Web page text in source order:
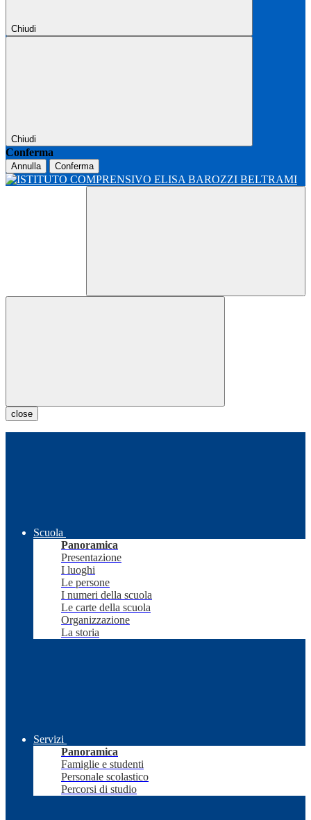
Chiudi
Chiudi
Conferma
Annulla Conferma
close
Scuola
Panoramica
Presentazione
I luoghi
Le persone
I numeri della scuola
Le carte della scuola
Organizzazione
La storia
Servizi
Panoramica
Famiglie e studenti
Personale scolastico
Percorsi di studio